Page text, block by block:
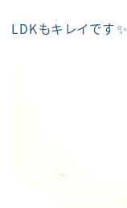
LDKもキレイです✨